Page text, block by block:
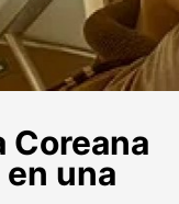
Coreana
en una